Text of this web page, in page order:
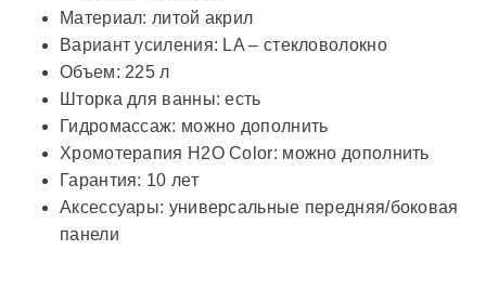
Материал: литой акрил
Вариант усиления: LA – стекловолокно
Объем: 225 л
Шторка для ванны: есть
Гидромассаж: можно дополнить
Хромотерапия H2O Color: можно дополнить
Гарантия: 10 лет
Аксессуары: универсальные передняя/боковая
панели